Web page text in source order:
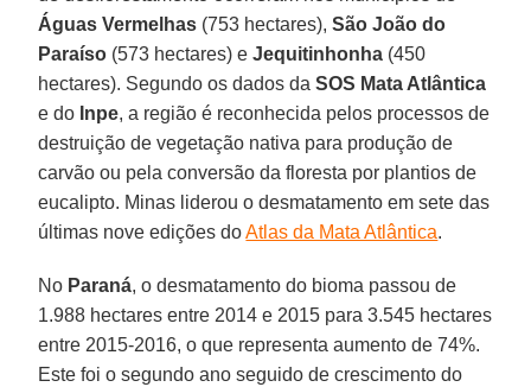
Águas Vermelhas (753 hectares),São João do
Paraíso (573 hectares) eJequitinhonha (450
hectares). Segundo os dados daSOS Mata Atlântica
e do Inpe, a região é reconhecida pelos processos de
destruição de vegetação nativa para produção de
carvão ou pela conversão da floresta por plantios de
eucalipto. Minas liderou o desmatamento em sete das
últimas nove edições doAtlas da Mata Atlântica.
No Paraná, o desmatamento do bioma passou de
1.988 hectares entre 2014 e 2015 para 3.545 hectares
entre 2015-2016, o que representa aumento de 74%.
Este foi o segundo ano seguido de crescimento do